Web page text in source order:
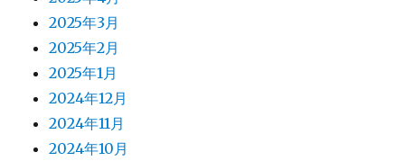
2025年3月
2025年2月
2025年1月
2024年12月
2024年11月
2024年10月